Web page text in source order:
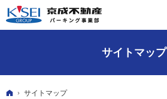
サイトマップ
ホーム
サイトマップ